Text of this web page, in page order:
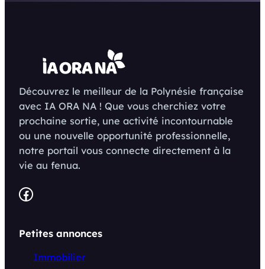
Découvrez le meilleur de la Polynésie française
avec IA ORA NA ! Que vous cherchiez votre
prochaine sortie, une activité incontournable
ou une nouvelle opportunité professionnelle,
notre portail vous connecte directement à la
vie au fenua.
Facebook
Petites annonces
Immobilier